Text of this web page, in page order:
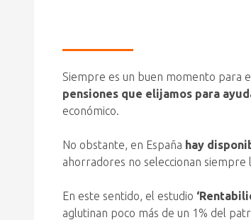
Siempre es un buen momento para
pensiones que elijamos para
económico.
No obstante, en España hay
ahorradores no seleccionan siempre
En este sentido, el estudio
aglutinan poco más de un 1% del